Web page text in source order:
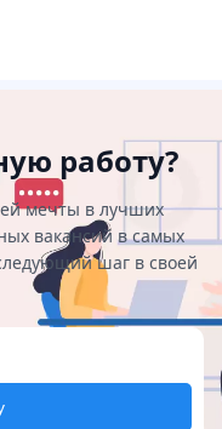
работу?
мечты в лучших
вакансий в самых
шаг в своей